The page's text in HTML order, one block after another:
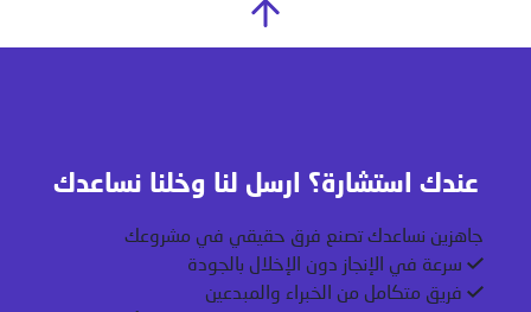
عندك استشارة؟ ارسل لنا وخلنا نساعدك
جاهزين نساعدك تصنع فرق حقيقي في مشروعك
سرعة في الإنجاز دون الإخلال بالجودة
فريق متكامل من الخبراء والمبدعين